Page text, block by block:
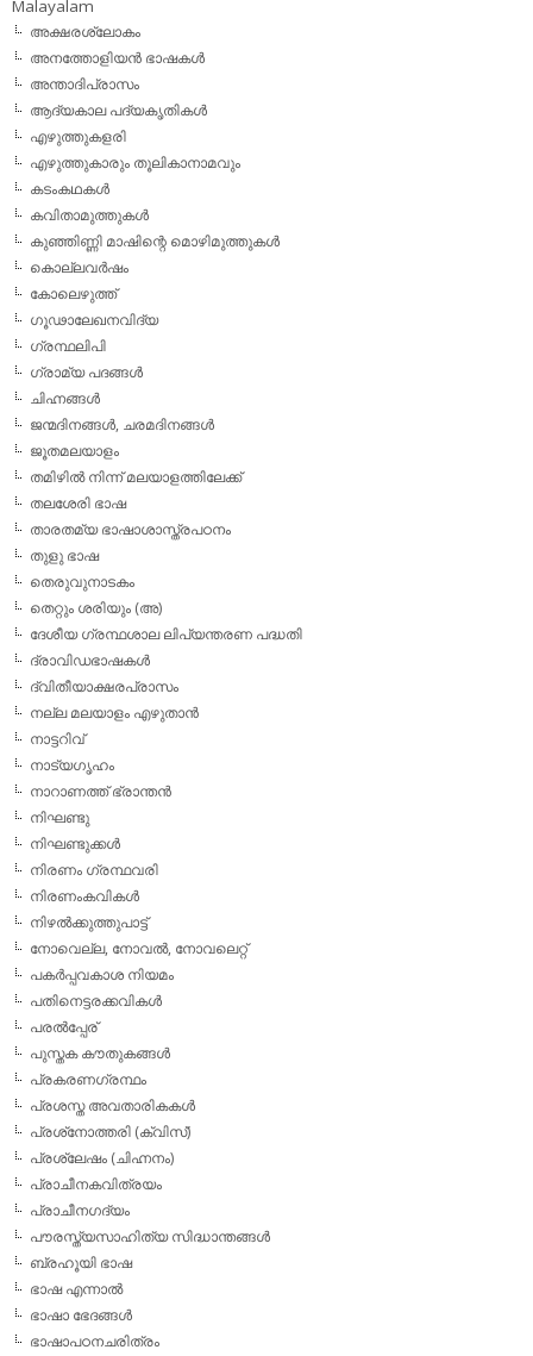
Malayalam
അക്ഷരശ്ലോകം
അനത്തോളിയന്‍ ഭാഷകള്‍
അന്താദിപ്രാസം
ആദ്യകാല പദ്യകൃതികള്‍
എഴുത്തുകളരി
എഴുത്തുകാരും തൂലികാനാമവും
കടംകഥകള്‍
കവിതാമുത്തുകള്‍
കുഞ്ഞിണ്ണി മാഷിന്റെ മൊഴിമുത്തുകള്‍
കൊല്ലവര്‍ഷം
കോലെഴുത്ത്
ഗൂഢാലേഖനവിദ്യ
ഗ്രന്ഥലിപി
ഗ്രാമ്യ പദങ്ങള്‍
ചിഹ്നങ്ങള്‍
ജന്മദിനങ്ങള്‍, ചരമദിനങ്ങള്‍
ജൂതമലയാളം
തമിഴില്‍ നിന്ന് മലയാളത്തിലേക്ക്
തലശേരി ഭാഷ
താരതമ്യ ഭാഷാശാസ്ത്രപഠനം
തുളു ഭാഷ
തെരുവുനാടകം
തെറ്റും ശരിയും (അ)
ദേശീയ ഗ്രന്ഥശാല ലിപ്യന്തരണ പദ്ധതി
ദ്രാവിഡഭാഷകള്‍
ദ്വിതീയാക്ഷരപ്രാസം
നല്ല മലയാളം എഴുതാന്‍
നാട്ടറിവ്
നാട്യഗൃഹം
നാറാണത്ത് ഭ്രാന്തന്‍
നിഘണ്ടു
നിഘണ്ടുക്കള്‍
നിരണം ഗ്രന്ഥവരി
നിരണംകവികള്‍
നിഴല്‍ക്കുത്തുപാട്ട്
നോവെല്ല, നോവല്‍, നോവലെറ്റ്
പകര്‍പ്പവകാശ നിയമം
പതിനെട്ടരക്കവികള്‍
പരല്‍പ്പേര്
പുസ്തക കൗതുകങ്ങള്‍
പ്രകരണഗ്രന്ഥം
പ്രശസ്ത അവതാരികകള്‍
പ്രശ്‌നോത്തരി (ക്വിസ്)
പ്രശ്ലേഷം (ചിഹ്നനം)
പ്രാചീനകവിത്രയം
പ്രാചീനഗദ്യം
പൗരസ്ത്യസാഹിത്യ സിദ്ധാന്തങ്ങള്‍
ബ്രഹൂയി ഭാഷ
ഭാഷ എന്നാല്‍
ഭാഷാ ഭേദങ്ങള്‍
ഭാഷാപഠനചരിത്രം